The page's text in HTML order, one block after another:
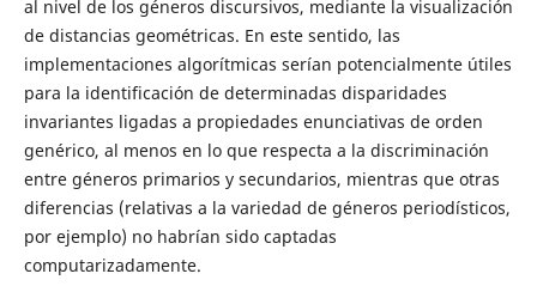
al nivel de los géneros discursivos, mediante la visualización
de distancias geométricas. En este sentido, las
implementaciones algorítmicas serían potencialmente útiles
para la identificación de determinadas disparidades
invariantes ligadas a propiedades enunciativas de orden
genérico, al menos en lo que respecta a la discriminación
entre géneros primarios y secundarios, mientras que otras
diferencias (relativas a la variedad de géneros periodísticos,
por ejemplo) no habrían sido captadas
computarizadamente.